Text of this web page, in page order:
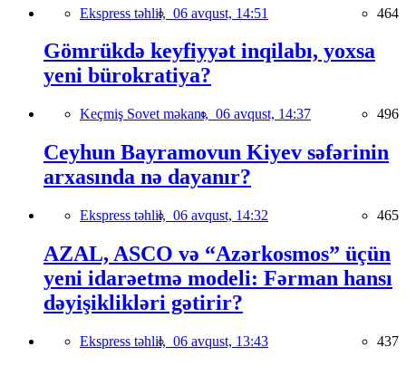
Ekspress təhlil, 06 avqust, 14:51 464
Gömrükdə keyfiyyət inqilabı, yoxsa
yeni bürokratiya?
Keçmiş Sovet məkanı, 06 avqust, 14:37 496
Ceyhun Bayramovun Kiyev səfərinin
arxasında nə dayanır?
Ekspress təhlil, 06 avqust, 14:32 465
AZAL, ASCO və “Azərkosmos” üçün
yeni idarəetmə modeli: Fərman hansı
dəyişiklikləri gətirir?
Ekspress təhlil, 06 avqust, 13:43 437